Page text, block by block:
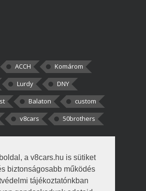
a v8cars.hu is sütiket
biztonságosabb működés
tájékoztatónkban
ACCH
Komárom
Lurdy
DNY
Balaton
custom
v8cars 50brothers
Elszúrtam! Én csak két
Nem tudtam, hogy fél autót,